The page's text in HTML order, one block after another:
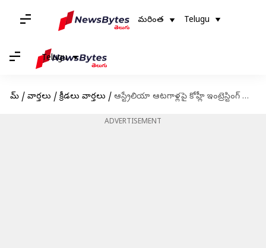
మరింత Telugu
Telugu
హోమ్ / వార్తలు / క్రీడలు వార్తలు / ఆస్ట్రేలియా ఆటగాళ్లపై కోహ్లీ ఇంట్రెస్టింగ్ కామెంట్స్
ADVERTISEMENT